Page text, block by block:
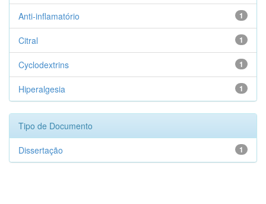
1
Anti-inflamatório
1
Citral
1
Cyclodextrins
1
Hiperalgesia
Tipo de Documento
1
Dissertação